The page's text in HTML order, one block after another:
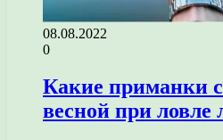
08.08.2022
0
Какие приманки
весной при ловле